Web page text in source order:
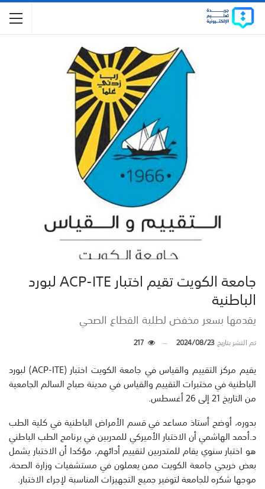
جامعة الكويت تقيم اختبار ACP-ITE لبورد
الباطنية
يقدمها بسعر مخفض لطلبة القطاع الصحي
تم النشر بتاريخ2024/08/23
217
يقيم مركز التقييم والقياس في جامعة الكويت اختبار (ACP-ITE) لبورد
الباطنية في مختبرات التقييم والقياس في مدينة صباح السالم الجامعية
من التاريخ 21 إلى 26 أغسطس.
بدوره، أوضح أستاذ مساعد في قسم الأمراض الباطنية في كلية الطب
د.أحمد الهاشمي أن الاختبار الأميركي للمدربين في برنامج الطب الباطني
هو اختبار سنوي يقام للمتدربين لتقييم أدائهم، مؤكدا أن الاختبار يشمل
بعض خريجي جامعة الكويت ممن يعملون في مستشفيات وزارة الصحة،
موجها شكره للجامعة لتوفير جميع التجهيزات المناسبة لإجراء الاختبار.